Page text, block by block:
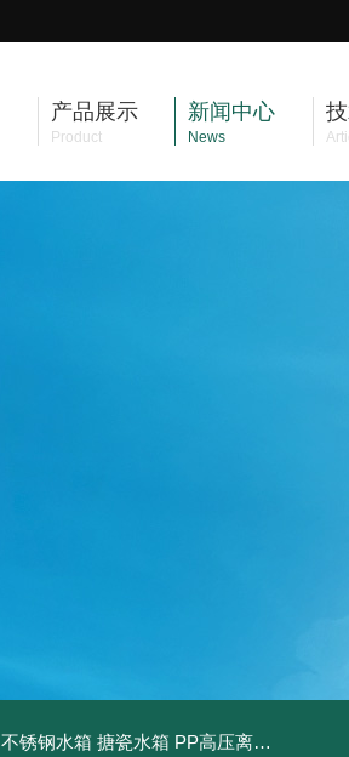
产品展示
Product
新闻中心
News
不锈钢水箱 搪瓷水箱 PP高压离心风机